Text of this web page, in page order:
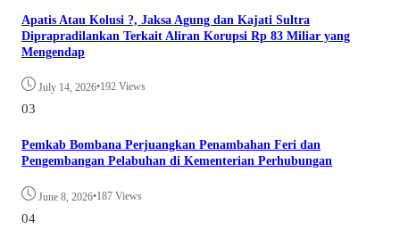
Apatis Atau Kolusi ?, Jaksa Agung dan Kajati Sultra
Diprapradilankan Terkait Aliran Korupsi Rp 83 Miliar yang
Mengendap
July 14, 2026•192 Views
03
Pemkab Bombana Perjuangkan Penambahan Feri dan
Pengembangan Pelabuhan di Kementerian Perhubungan
June 8, 2026•187 Views
04